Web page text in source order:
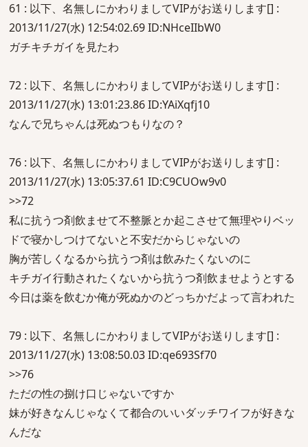
61 : 以下、名無しにかわりましてVIPがお送りします[] :
2013/11/27(水) 12:54:02.69 ID:NHceIIbW0
ガチキチガイを見たわ
72 : 以下、名無しにかわりましてVIPがお送りします[] :
2013/11/27(水) 13:01:23.86 ID:YAiXqfj10
なんで兄ちゃんは死ぬつもりなの？
76 : 以下、名無しにかわりましてVIPがお送りします[] :
2013/11/27(水) 13:05:37.61 ID:C9CUOw9v0
>>72
私に抗うつ剤飲ませて不整脈とか起こさせて無理やりベッ
ドで寝かしつけてないと不安だからじゃないの
胸が苦しくなるから抗うつ剤は飲みたくないのに
キチガイ行動されたくないから抗うつ剤飲ませようとする
今日は薬を飲むか俺が死ぬかのどっちかだよって言われた
79 : 以下、名無しにかわりましてVIPがお送りします[] :
2013/11/27(水) 13:08:50.03 ID:qe693Sf70
>>76
ただの性の捌け口じゃないですか
妹が好きなんじゃなくて都合のいいダッチワイフが好きな
んだな